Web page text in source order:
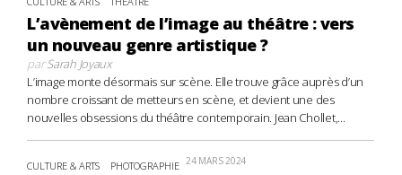
L’avènement de l’image au théâtre : vers
un nouveau genre artistique ?
parSarah Joyaux
L’image monte désormais sur scène. Elle trouve grâce auprès d’un
nombre croissant de metteurs en scène, et devient une des
nouvelles obsessions du théâtre contemporain. Jean Chollet,...
CULTURE & ARTS PHOTOGRAPHIE 24 MARS 2024